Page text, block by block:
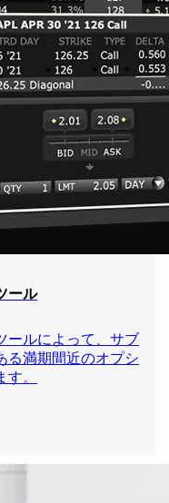
ール
ールによって、サブ
る満期間近のオプシ
。